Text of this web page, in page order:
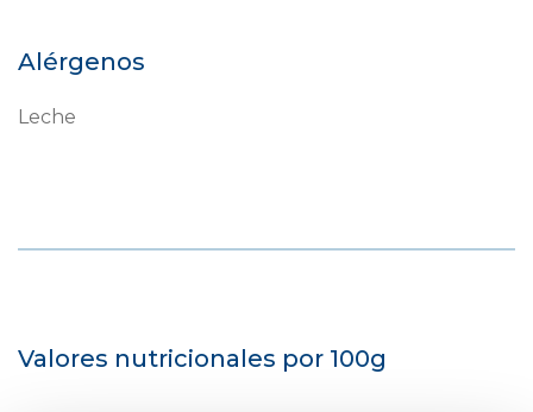
Alérgenos
Leche
Valores nutricionales por 100g